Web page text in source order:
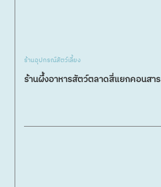
ร้านอุปกรณ์สัตว์เลี้ยง
ร้านผึ้งอาหารสัตว์ตลาดสี่แยกคอนสาร